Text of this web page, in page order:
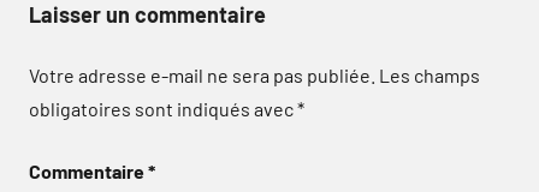
Laisser un commentaire
Votre adresse e-mail ne sera pas publiée. Les champs
obligatoires sont indiqués avec*
Commentaire*